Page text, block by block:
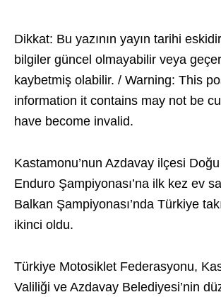
Dikkat: Bu yazının yayın tarihi
bilgiler güncel olmayabilir veya
kaybetmiş olabilir. / Warning: This
information it contains may not be
have become invalid.
Kastamonu’nun Azdavay ilçesi
Enduro Şampiyonası’na ilk kez ev
Balkan Şampiyonası’nda Türkiye
ikinci oldu.
Türkiye Motosiklet Federasyonu,
Valiliği ve Azdavay Belediyesi’nin